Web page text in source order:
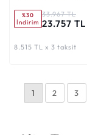
%30
İndirim
33.967 TL
23.757 TL
8.515 TL x 3 taksit
1 2 3